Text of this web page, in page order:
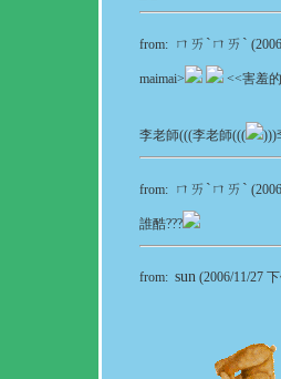
from: ㄇㄞˋㄇㄞˋ
maimai> <<害羞
李老師(((李老師((( )))
from: ㄇㄞˋㄇㄞˋ
誰酷???
from: sun (2006/11/27